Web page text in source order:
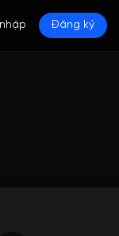
Đăng ký